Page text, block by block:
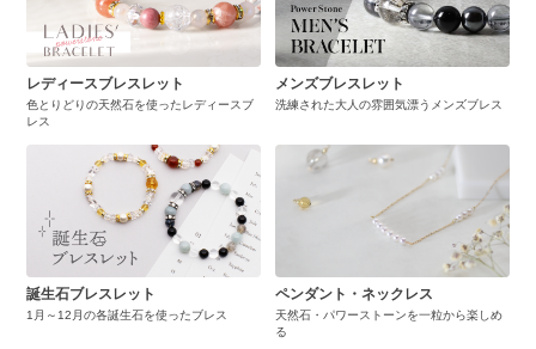
レディースブレスレット
色とりどりの天然石を使ったレディースブ
レス
メンズブレスレット
洗練された大人の雰囲気漂うメンズブレス
誕生石ブレスレット
1月～12月の各誕生石を使ったブレス
ペンダント・ネックレス
天然石・パワーストーンを一粒から楽しめ
る